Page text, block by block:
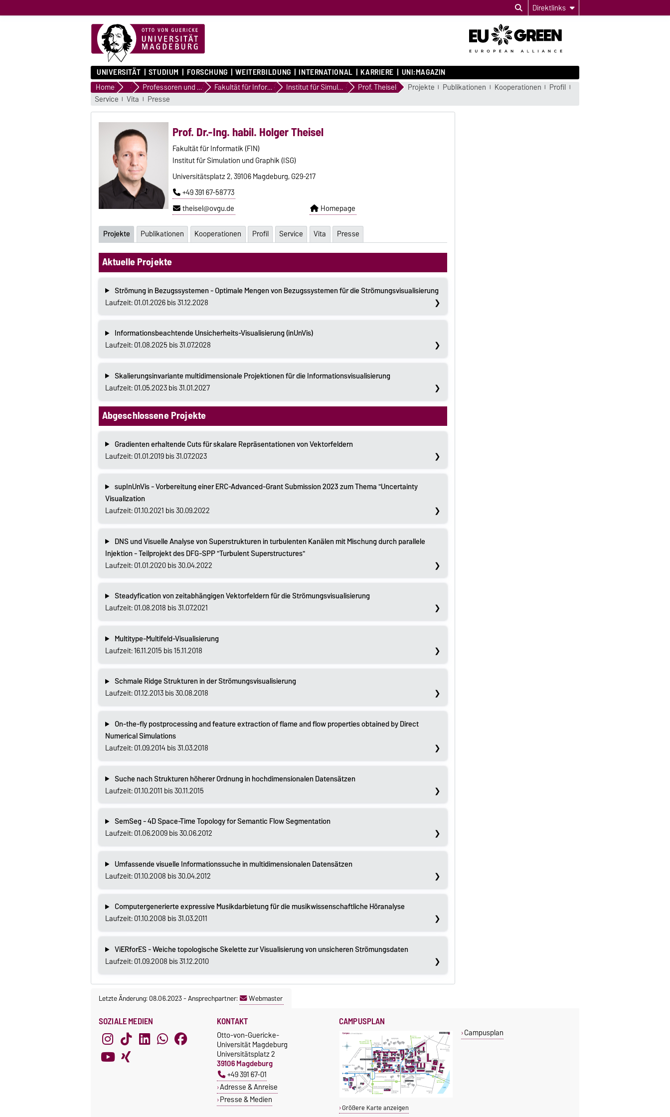
Direktlinks
UNIVERSITÄT STUDIUM FORSCHUNG WEITERBILDUNG INTERNATIONAL KARRIERE UNI:MAGAZIN
Home Forschungsprofil Professoren und Professorinnen Fakultät für Informatik Institut für Simulation und Graphik Prof. Theisel Projekte Publikationen Kooperationen
Profil
Service
Vita Presse
Prof. Dr.-Ing. habil. Holger Theisel
Fakultät für Informatik (FIN)
Institut für Simulation und Graphik (ISG)
Universitätsplatz 2, 39106 Magdeburg, G29-217
+49 391 67-58773
theisel@ovgu.de
Homepage
Projekte Publikationen Kooperationen Profil Service Vita Presse
Aktuelle Projekte
Strömung in Bezugssystemen - Optimale Mengen von Bezugssystemen für die Strömungsvisualisierung
Laufzeit: 01.01.2026 bis 31.12.2028
Informationsbeachtende Unsicherheits-Visualisierung (inUnVis)
Laufzeit: 01.08.2025 bis 31.07.2028
Skalierungsinvariante multidimensionale Projektionen für die Informationsvisualisierung
Laufzeit: 01.05.2023 bis 31.01.2027
Abgeschlossene Projekte
Gradienten erhaltende Cuts für skalare Repräsentationen von Vektorfeldern
Laufzeit: 01.01.2019 bis 31.07.2023
supInUnVis - Vorbereitung einer ERC-Advanced-Grant Submission 2023 zum Thema "Uncertainty
Visualization
Laufzeit: 01.10.2021 bis 30.09.2022
DNS und Visuelle Analyse von Superstrukturen in turbulenten Kanälen mit Mischung durch parallele
Injektion - Teilprojekt des DFG-SPP "Turbulent Superstructures"
Laufzeit: 01.01.2020 bis 30.04.2022
Steadyfication von zeitabhängigen Vektorfeldern für die Strömungsvisualisierung
Laufzeit: 01.08.2018 bis 31.07.2021
Multitype-Multifeld-Visualisierung
Laufzeit: 16.11.2015 bis 15.11.2018
Schmale Ridge Strukturen in der Strömungsvisualisierung
Laufzeit: 01.12.2013 bis 30.08.2018
On-the-fly postprocessing and feature extraction of flame and flow properties obtained by Direct
Numerical Simulations
Laufzeit: 01.09.2014 bis 31.03.2018
Suche nach Strukturen höherer Ordnung in hochdimensionalen Datensätzen
Laufzeit: 01.10.2011 bis 30.11.2015
SemSeg - 4D Space-Time Topology for Semantic Flow Segmentation
Laufzeit: 01.06.2009 bis 30.06.2012
Umfassende visuelle Informationssuche in multidimensionalen Datensätzen
Laufzeit: 01.10.2008 bis 30.04.2012
Computergenerierte expressive Musikdarbietung für die musikwissenschaftliche Höranalyse
Laufzeit: 01.10.2008 bis 31.03.2011
ViERforES - Weiche topologische Skelette zur Visualisierung von unsicheren Strömungsdaten
Laufzeit: 01.09.2008 bis 31.12.2010
Letzte Änderung: 08.06.2023-Ansprechpartner: Webmaster
SOZIALE MEDIEN KONTAKT
Otto-von-Guericke-
Universität Magdeburg
Universitätsplatz 2
39106 Magdeburg
+49 391 67-01
Adresse & Anreise
Presse & Medien
CAMPUSPLAN
Größere Karte anzeigen
Campusplan